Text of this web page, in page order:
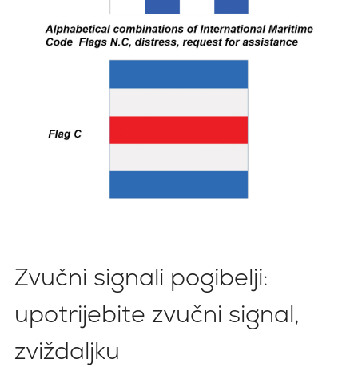
Zvučni signali pogibelji:
upotrijebite zvučni signal,
zviždaljku